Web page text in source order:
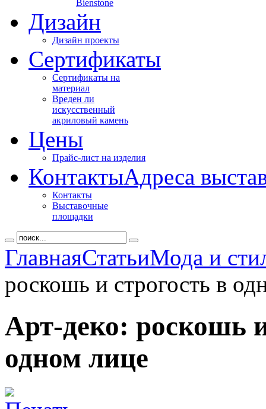
Bienstone
Дизайн
Дизайн проекты
Сертификаты
Сертификаты на
материал
Вреден ли
искусственный
акриловый камень
Цены
Прайс-лист на изделия
КонтактыАдреса
Контакты
Выставочные
площадки
ГлавнаяСтатьиМода и
роскошь и строгость в
Арт-деко: роскошь
одном лице